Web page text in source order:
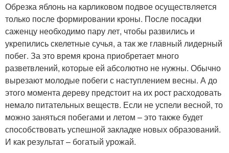
Обрезка яблонь на карликовом подвое осуществляется
только после формировании кроны. После посадки
саженцу необходимо пару лет, чтобы развились и
укрепились скелетные сучья, а так же главный лидерный
побег. За это время крона приобретает много
разветвлений, которые ей абсолютно не нужны. Обычно
вырезают молодые побеги с наступлением весны. А до
этого момента дереву предстоит на их рост расходовать
немало питательных веществ. Если не успели весной, то
можно заняться побегами и летом – это также будет
способствовать успешной закладке новых образований.
И как результат – богатый урожай.